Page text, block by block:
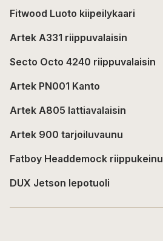
Fitwood Luoto kiipeilykaari
Artek A331 riippuvalaisin
Secto Octo 4240 riippuvalaisin
Artek PN001 Kanto
Artek A805 lattiavalaisin
Artek 900 tarjoiluvaunu
Fatboy Headdemock riippukeinu
DUX Jetson lepotuoli